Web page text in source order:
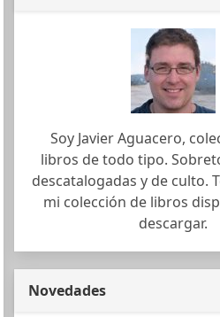
Soy Javier Aguacero,
libros de todo tipo.
descatalogadas y de culto.
mi colección de libros
descargar.
Novedades